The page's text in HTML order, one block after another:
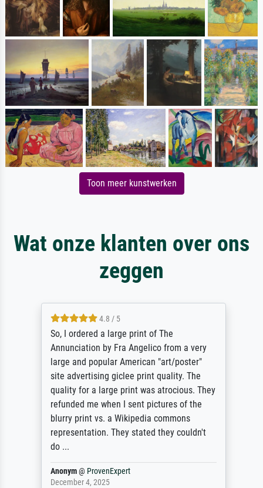
Toon meer kunstwerken
Wat onze klanten over ons
zeggen
4.8 / 5
So, I ordered a large print of The
Annunciation by Fra Angelico from a very
large and popular American "art/poster"
site advertising giclee print quality. The
quality for a large print was atrocious. They
refunded me when I sent pictures of the
blurry print vs. a Wikipedia commons
representation. They stated they couldn't
do ...
Anonym@ ProvenExpert
December 4, 2025